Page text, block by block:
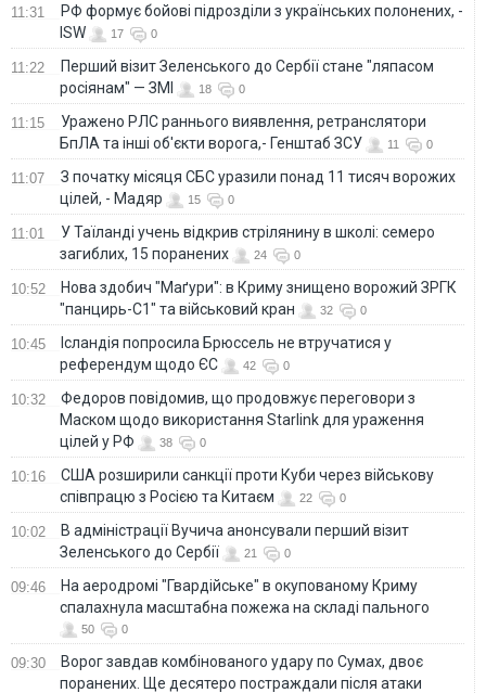
11:31
РФ формує бойові підрозділи з українських полонених, -
ISW
17 0
11:22
Перший візит Зеленського до Сербії стане "ляпасом
росіянам" — ЗМІ
18 0
11:15
Уражено РЛС раннього виявлення, ретранслятори
БпЛА та інші об'єкти ворога,- Генштаб ЗСУ
11 0
11:07
З початку місяця СБС уразили понад 11 тисяч ворожих
цілей, - Мадяр
15 0
11:01
У Таїланді учень відкрив стрілянину в школі: семеро
загиблих, 15 поранених
24 0
10:52
Нова здобич "Маґури": в Криму знищено ворожий ЗРГК
"панцирь-С1" та військовий кран
32 0
10:45
Ісландія попросила Брюссель не втручатися у
референдум щодо ЄС
42 0
10:32
Федоров повідомив, що продовжує переговори з
Маском щодо використання Starlink для ураження
цілей у РФ
38 0
10:16
США розширили санкції проти Куби через військову
співпрацю з Росією та Китаєм
22 0
10:02
В адміністрації Вучича анонсували перший візит
Зеленського до Сербії
21 0
09:46
На аеродромі "Гвардійське" в окупованому Криму
спалахнула масштабна пожежа на складі пального
50 0
09:30
Ворог завдав комбінованого удару по Сумах, двоє
поранених. Ще десятеро постраждали після атаки